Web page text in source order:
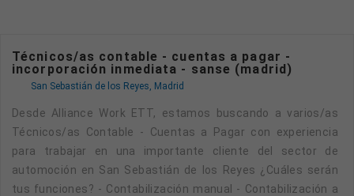
Técnicos/as contable - cuentas a pagar -
incorporación inmediata - sanse (madrid)
San Sebastián de los Reyes, Madrid
Desde Alliance Work ETT, estamos buscando a varios/as
Técnicos/as Contable - Cuentas a Pagar con experiencia
para trabajar en una importante cliente del sector de
automoción en San Sebastián de los Reyes ¿Cuáles serán
tus funciones? - Contabilización manual - Contabilización a